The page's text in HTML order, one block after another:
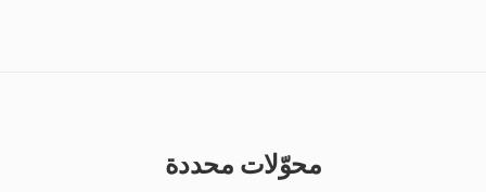
محوّلات محددة